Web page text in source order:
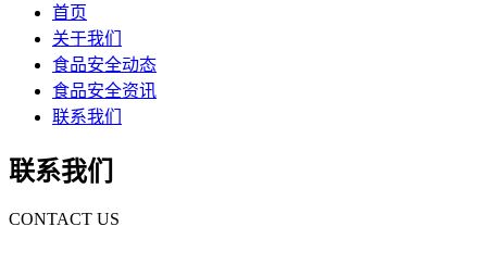
首页
关于我们
食品安全动态
食品安全资讯
联系我们
联系我们
CONTACT US